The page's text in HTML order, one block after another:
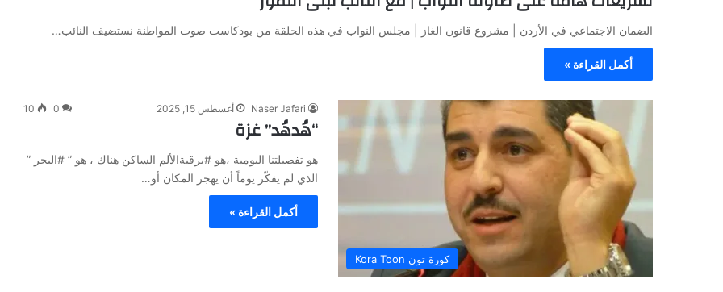
الضمان الاجتماعي في الأردن | مشروع قانون الغاز | مجلس النواب في هذه الحلقة من بودكاست صوت المواطنة نستضيف النائب…
أكمل القراءة »
كورة تون Kora Toon
Naser Jafari أغسطس 15, 2025 0
10
“هُدهُد” غزة
هو تفصيلتنا اليومية ،هو #برقيةالألم الساكن هناك ، هو ” #البحر ”
الذي لم يفكّر يوماً أن يهجر المكان أو…
أكمل القراءة »